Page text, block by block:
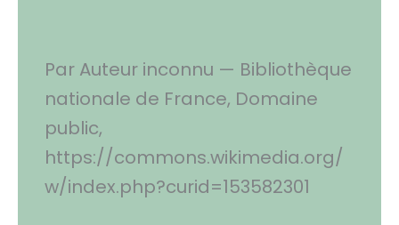
Par Auteur inconnu — Bibliothèque
nationale de France, Domaine
public,
https://commons.wikimedia.org/
w/index.php?curid=153582301